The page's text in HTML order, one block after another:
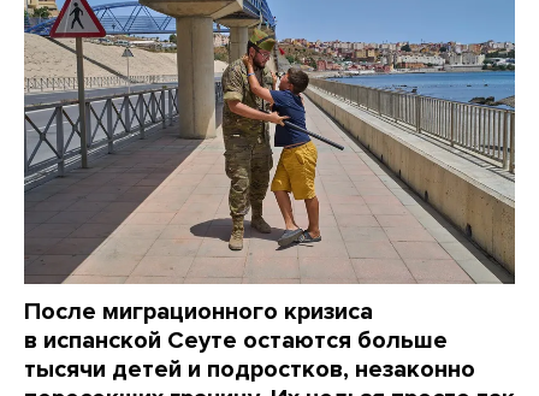
После миграционного кризиса
в испанской Сеуте остаются больше
тысячи детей и подростков, незаконно